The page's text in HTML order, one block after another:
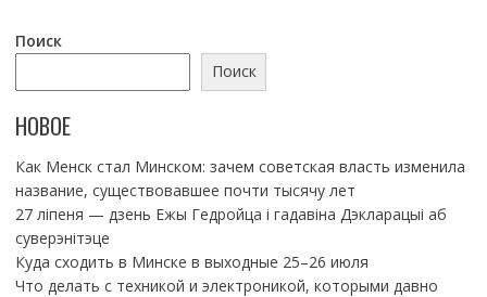
Поиск
Поиск
НОВОЕ
Как Менск стал Минском: зачем советская власть изменила
название, существовавшее почти тысячу лет
27 ліпеня — дзень Ежы Гедройца і гадавіна Дэкларацыі аб
суверэнітэце
Куда сходить в Минске в выходные 25–26 июля
Что делать с техникой и электроникой, которыми давно